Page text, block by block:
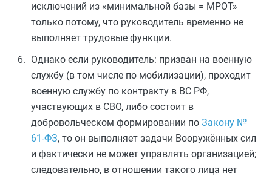
исключений из «минимальной базы = МРОТ»
только потому, что руководитель временно не
выполняет трудовые функции.
Однако если руководитель: призван на военную
службу (в том числе по мобилизации), проходит
военную службу по контракту в ВС РФ,
участвующих в СВО, либо состоит в
добровольческом формировании по Закону №
61‑ФЗ, то он выполняет задачи Вооружённых сил
и фактически не может управлять организацией;
следовательно, в отношении такого лица нет